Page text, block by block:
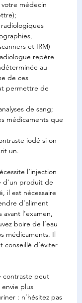
médecin
et IRM)
repère
au
de ces
permettre de
de sang;
médicaments que
iodé si on
un.
l’injection
d’un produit de
il est nécessaire
d’aliment
l’examen,
boire de l’eau
médicaments. Il
conseillé d’éviter
contraste peut
plus
: n’hésitez pas